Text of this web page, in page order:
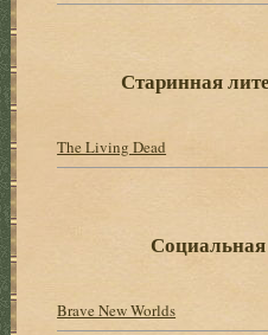
Старинная
The Living Dead
Brave New Worlds